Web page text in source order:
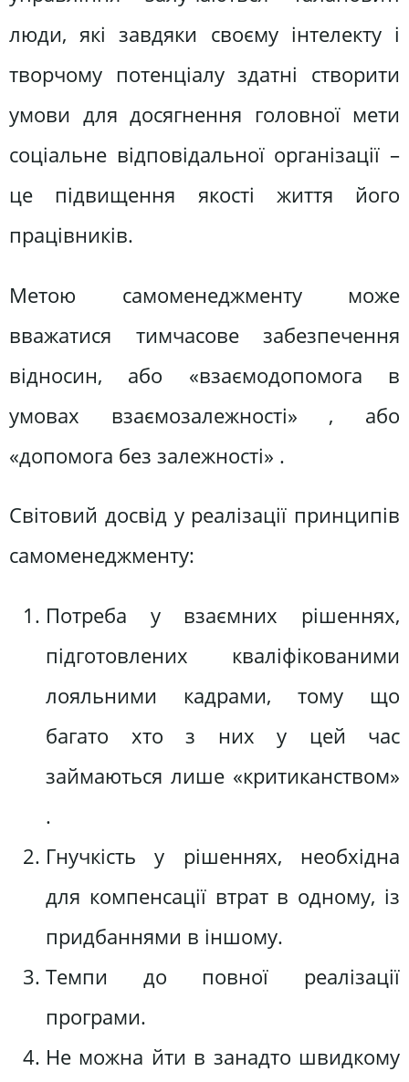
люди, які завдяки своєму інтелекту і
творчому потенціалу здатні створити
умови для досягнення головної мети
соціальне відповідальної організації –
це підвищення якості життя його
працівників.
Метою самоменеджменту може
вважатися тимчасове забезпечення
відносин, або «взаємодопомога в
умовах взаємозалежності» , або
«допомога без залежності» .
Світовий досвід у реалізації принципів
самоменеджменту:
Потреба у взаємних рішеннях,
підготовлених кваліфікованими
лояльними кадрами, тому що
багато хто з них у цей час
займаються лише «критиканством»
.
Гнучкість у рішеннях, необхідна
для компенсації втрат в одному, із
придбаннями в іншому.
Темпи до повної реалізації
програми.
Не можна йти в занадто швидкому